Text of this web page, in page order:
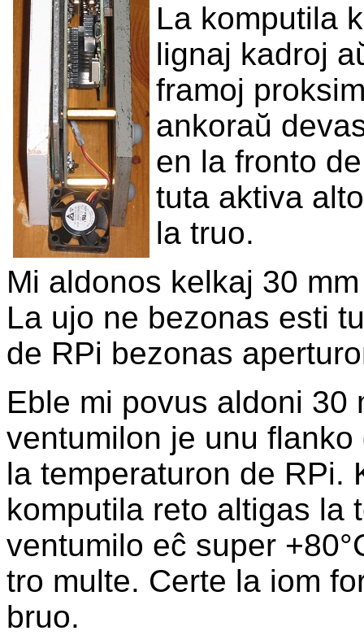
La komputila
lignaj kadroj
framoj
ankoraŭ
en la fronto
tuta aktiva
la truo.
Mi aldonos kelkaj 30
La ujo ne bezonas esti
de RPi bezonas
Eble mi povus aldoni 30
ventumilon je unu
la temperaturon de RPi.
komputila reto altigas la
ventumilo eĉ super
tro multe. Certe la iom
bruo.